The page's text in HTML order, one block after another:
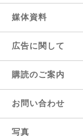
媒体資料
広告に関して
購読のご案内
お問い合わせ
写真